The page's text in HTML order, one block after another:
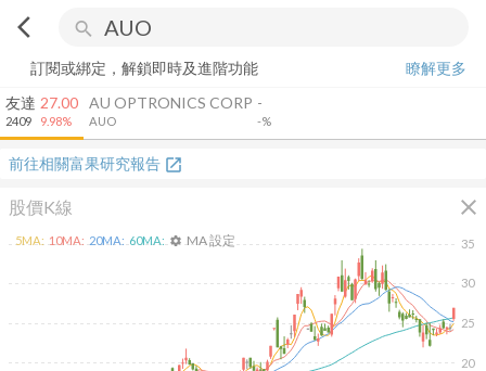
arrow_back_ios search
訂閱或綁定，解鎖即時及進階功能
瞭解更多
友達
2409
27.00
9.98%
AU OPTRONICS CORP
AUO
-
-%
前往相關富果研究報告 open_in_new
股價K線 close
20
25
30
35
5MA: 10MA: 20MA: 60MA: settings MA 設定